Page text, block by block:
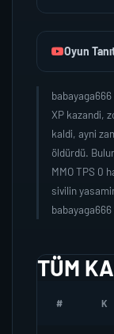
Oyun
XP kazandi,
kaldi, ayni
öldürdü.
MMO TPS 0
sivilin
TÜM
# K